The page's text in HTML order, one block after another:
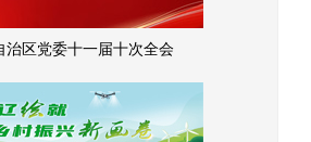
治区党委十一届十次全会